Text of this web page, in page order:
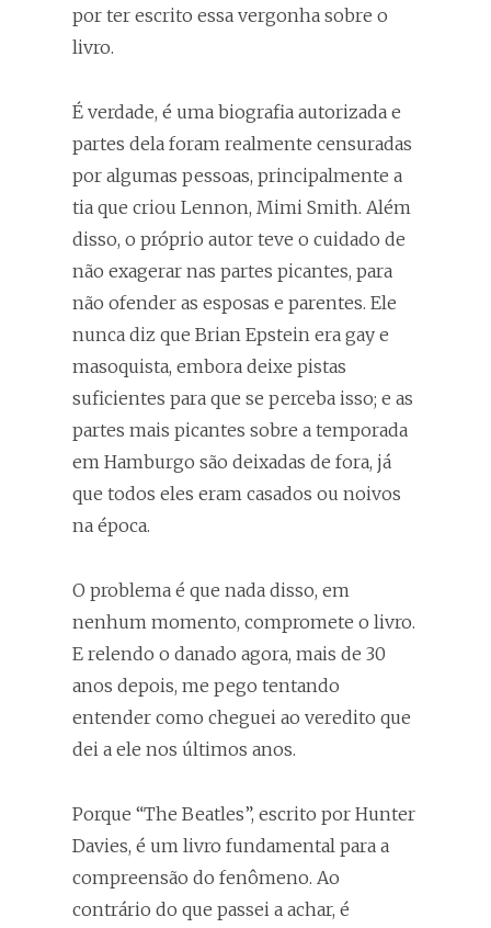
por ter escrito essa vergonha sobre o
livro.
É verdade, é uma biografia autorizada e
partes dela foram realmente censuradas
por algumas pessoas, principalmente a
tia que criou Lennon, Mimi Smith. Além
disso, o próprio autor teve o cuidado de
não exagerar nas partes picantes, para
não ofender as esposas e parentes. Ele
nunca diz que Brian Epstein era gay e
masoquista, embora deixe pistas
suficientes para que se perceba isso; e as
partes mais picantes sobre a temporada
em Hamburgo são deixadas de fora, já
que todos eles eram casados ou noivos
na época.
O problema é que nada disso, em
nenhum momento, compromete o livro.
E relendo o danado agora, mais de 30
anos depois, me pego tentando
entender como cheguei ao veredito que
dei a ele nos últimos anos.
Porque “The Beatles”, escrito por Hunter
Davies, é um livro fundamental para a
compreensão do fenômeno. Ao
contrário do que passei a achar, é